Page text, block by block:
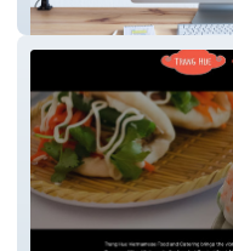
Clever Design